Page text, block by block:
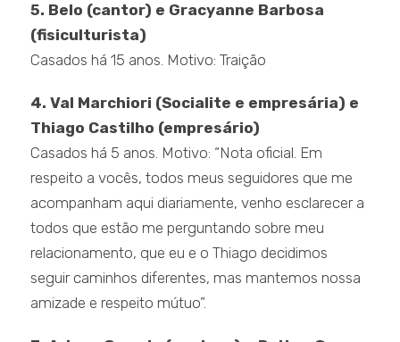
5. Belo (cantor) e Gracyanne Barbosa
(fisiculturista)
Casados há 15 anos. Motivo: Traição
4. Val Marchiori (Socialite e empresária) e
Thiago Castilho (empresário)
Casados há 5 anos. Motivo: “Nota oficial. Em
respeito a vocês, todos meus seguidores que me
acompanham aqui diariamente, venho esclarecer a
todos que estão me perguntando sobre meu
relacionamento, que eu e o Thiago decidimos
seguir caminhos diferentes, mas mantemos nossa
amizade e respeito mútuo”.